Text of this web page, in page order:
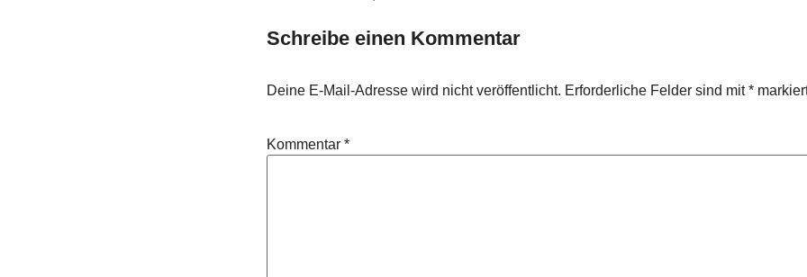
Schreibe einen Kommentar
Deine E-Mail-Adresse wird nicht veröffentlicht. Erforderliche Felder sind mit*
Kommentar *